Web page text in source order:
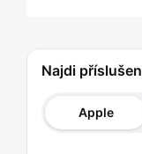
Najdi
Apple